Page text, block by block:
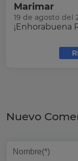
Marimar
19 de agosto del
¡Enhorabuena
Nuevo